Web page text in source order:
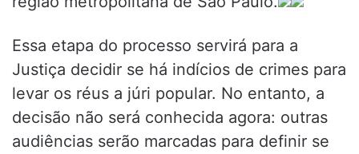
Essa etapa do processo servirá para a
Justiça decidir se há indícios de crimes para
levar os réus a júri popular. No entanto, a
decisão não será conhecida agora: outras
audiências serão marcadas para definir se